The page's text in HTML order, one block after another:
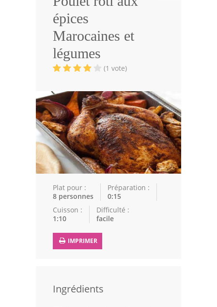
Volailles
Cuisines Orientales
Recettes marocaine
Cuisine Tunisienne
Cuisine Juive
Cuisine Libanaise
Articles
Actualités
Astuces de cuisine
Leçons de cuisine
Forum
épices
Marocaines et
légumes
(1 vote)
Plat pour :
8 personnes
Préparation :
0:15
Cuisson :
1:10
Difficulté :
facile
IMPRIMER
Ingrédients